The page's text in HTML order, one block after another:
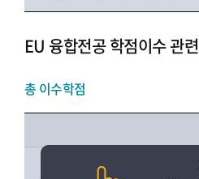
EU 융합전공 학점이수 관련
총 이수학점